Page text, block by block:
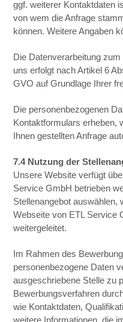
ggf. weiterer Kontaktdaten
von wem die Anfrage
können. Weitere Angaben
Die Datenverarbeitung
uns erfolgt nach Artikel 6
GVO auf Grundlage Ihrer
Die personenbezogenen
Kontaktformulars erheben,
Ihnen gestellten Anfrage
7.4 Nutzung der
Unsere Website verfügt
Service GmbH betrieben
Stellenangebot auswählen,
Webseite von ETL Service
weitergeleitet.
Im Rahmen des
personenbezogene Daten
ausgeschriebene Stelle zu
Bewerbungsverfahren
wie Kontaktdaten,
weitere Informationen, die